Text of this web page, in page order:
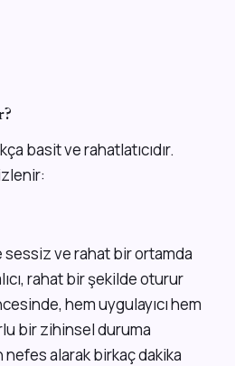
basit ve rahatlatıcıdır.
sessiz ve rahat bir ortamda
rahat bir şekilde oturur
hem uygulayıcı hem
bir zihinsel duruma
nefes alarak birkaç dakika